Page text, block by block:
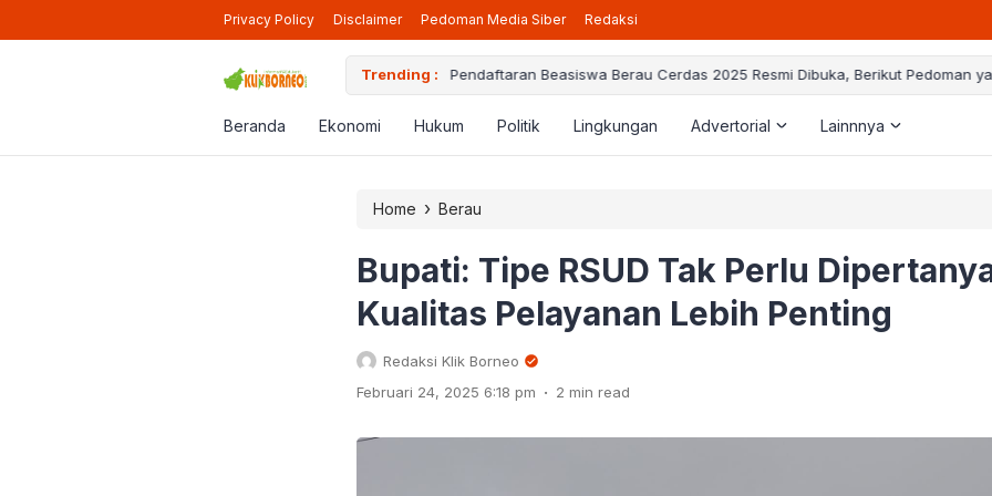
Privacy Policy Disclaimer Pedoman Media Siber Redaksi
Trending : Pendaftaran Beasiswa Berau Cerdas 2025 Resmi Dibuka, Berikut Pedoman
Beranda Ekonomi Hukum Politik Lingkungan Advertorial Lainnnya
Home › Berau
Bupati: Tipe RSUD Tak Perlu
Kualitas Pelayanan Lebih Penting
Redaksi Klik Borneo
Februari 24, 2025 6:18 pm . 2 min read